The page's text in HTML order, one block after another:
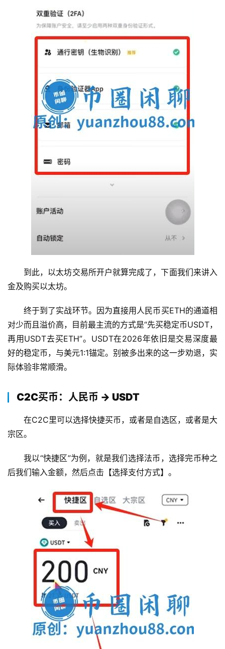
到此，以太坊交易所开户就算完成了，下面我们来讲入
金及购买以太坊。
终于到了实战环节。因为直接用人民币买ETH的通道相
对少而且溢价高，目前最主流的方式是“先买稳定币USDT，
再用USDT去买ETH”。USDT在2026年依旧是交易深度最
好的稳定币，与美元1:1锚定。别被多出来的这一步劝退，实
际体验非常顺滑。
C2C买币：人民币 → USDT
在C2C里可以选择快捷买币，或者是自选区，或者是大
宗区。
我以“快捷区”为例，就是我们选择法币，选择完币种之
后我们输入金额，然后点击【选择支付方式】。